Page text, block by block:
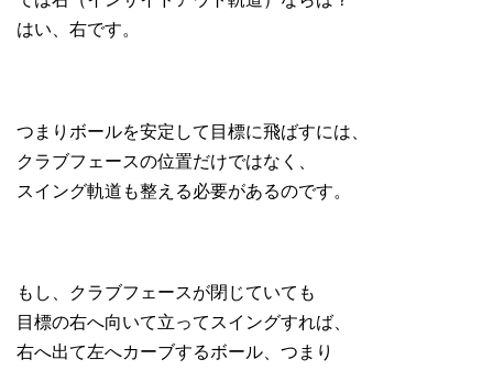
はい、右です。
つまりボールを安定して目標に飛ばすには、
クラブフェースの位置だけではなく、
スイング軌道も整える必要があるのです。
もし、クラブフェースが閉じていても
目標の右へ向いて立ってスイングすれば、
右へ出て左へカーブするボール、つまり